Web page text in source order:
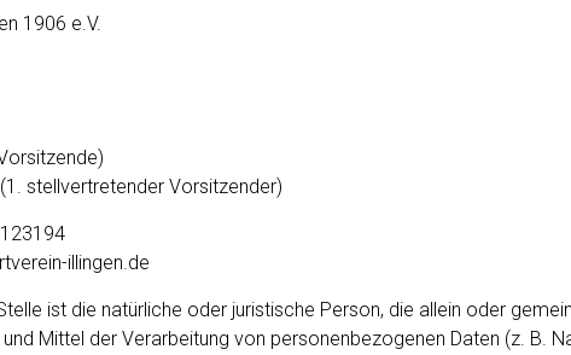
1906 e.V.
stellvertretender Vorsitzender)
illingen.de
ist die natürliche oder juristische Person, die allein oder
Mittel der Verarbeitung von personenbezogenen Daten (z. B.